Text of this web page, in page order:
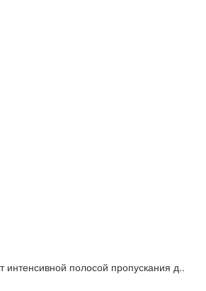
интенсивной полосой пропускания д..